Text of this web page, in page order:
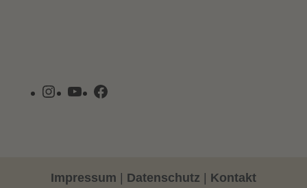
Instagram
YouTubeFacebook
Impressum Datenschutz Kontakt